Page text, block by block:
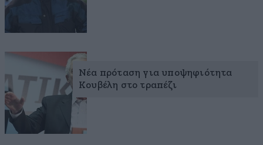
Νέα πρόταση για υποψηφιότητα
Κουβέλη στο τραπέζι